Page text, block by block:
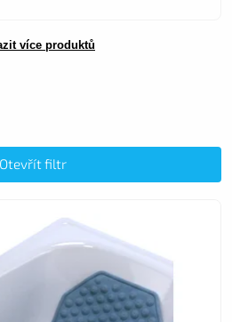
více produktů
Otevřít filtr